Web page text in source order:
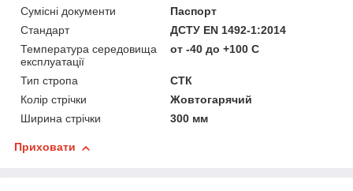
Сумісні документи
Паспорт
Стандарт
ДСТУ EN 1492-1:2014
Температура середовища
експлуатації
от -40 до +100 С
Тип стропа
СТК
Колір стрічки
Жовтогарячий
Ширина стрічки
300 мм
Приховати